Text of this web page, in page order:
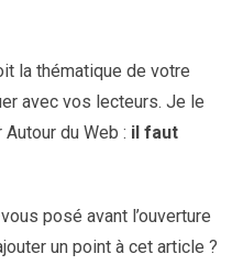
la thématique de votre
avec vos lecteurs. Je le
du Web : il faut
posé avant l’ouverture
un point à cet article ?